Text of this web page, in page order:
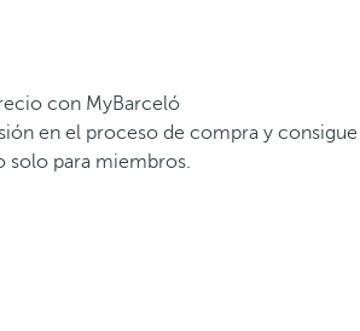
con MyBarceló
en el proceso de compra y consigue
solo para miembros.